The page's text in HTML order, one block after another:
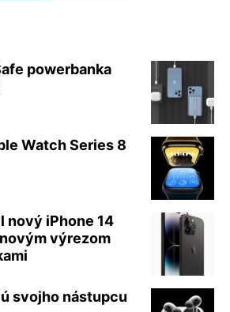
powerbanka
Watch Series 8
nový iPhone 14
výrezom
svojho nástupcu